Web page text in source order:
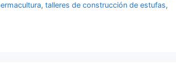
, talleres de construcción de estufas,